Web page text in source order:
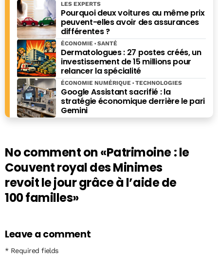
Pourquoi deux voitures au même prix
peuvent-elles avoir des assurances
différentes ?
LES EXPERTS
Dermatologues : 27 postes créés, un
investissement de 15 millions pour
relancer la spécialité
ÉCONOMIE SANTÉ
Google Assistant sacrifié : la
stratégie économique derrière le pari
Gemini
ÉCONOMIE NUMÉRIQUE TECHNOLOGIES
No comment on«Patrimoine : le
Couvent royal des Minimes
revoit le jour grâce à l’aide de
100 familles»
Leave a comment
* Required fields